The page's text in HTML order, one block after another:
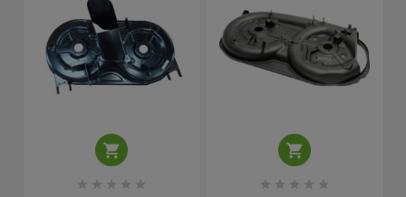

    

    